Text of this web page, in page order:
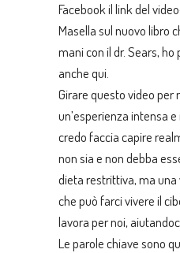
Facebook il link del
Masella sul nuovo libro
mani con il dr. Sears,
anche qui.
Girare questo video per
un’esperienza intensa
credo faccia capire
non sia e non debba
dieta restrittiva, ma
che può farci vivere il
lavora per noi,
Le parole chiave sono